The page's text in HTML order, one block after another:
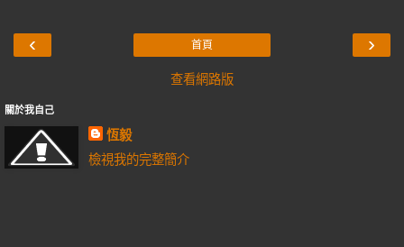
‹ ›
首頁
查看網路版
關於我自己
恆毅
檢視我的完整簡介